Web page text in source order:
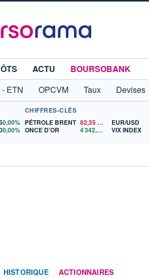
ACTU
BOURSOBANK
ETN OPCVM Taux Devises
0,00%
0,00%
CHIFFRES-CLÉS
PÉTROLE BRENT 82,35
ONCE D'OR
4 342,26 $US
EUR/USD
VIX INDEX
HISTORIQUE ACTIONNAIRES